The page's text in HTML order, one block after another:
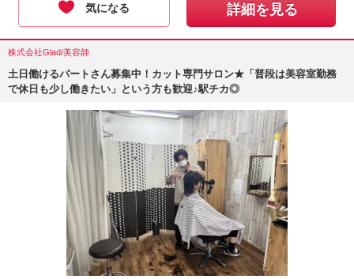
気になる 詳細を見る
株式会社Glad/美容師
土日働けるパートさん募集中！カット専門サロン★「普段は美容室勤務
で休日も少し働きたい」という方も歓迎♪駅チカ◎